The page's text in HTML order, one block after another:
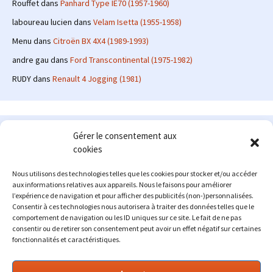
Gérer le consentement aux
cookies
Nous utilisons des technologies telles que les cookies pour stocker et/ou accéder
aux informations relatives aux appareils. Nous le faisons pour améliorer
l’expérience de navigation et pour afficher des publicités (non-)personnalisées.
Consentir à ces technologies nous autorisera à traiter des données telles que le
comportement de navigation ou les ID uniques sur ce site. Le fait de ne pas
consentir ou de retirer son consentement peut avoir un effet négatif sur certaines
fonctionnalités et caractéristiques.
Rouffetdans Panhard Type IE70 (1957-1960)
laboureau lucien dans Velam Isetta (1955-1958)
Menu dans Citroën BX 4X4 (1989-1993)
andre gau dans Ford Transcontinental (1975-1982)
RUDYdans Renault 4 Jogging (1981)
Le site en quelques mots
: passionné d'automobile ancienne depuis de
nombreuses années, j'ai commencé à partager ma passion sur
internet à partir de 2009 au travers d'un blog qui a connu un relatif
succès. Fin 2013, je décide de prendre mon autonomie et me lancer
avec mon propre site : l'Automobile Ancienne.
Me contacter : alex(at)lautomobileancienne.com